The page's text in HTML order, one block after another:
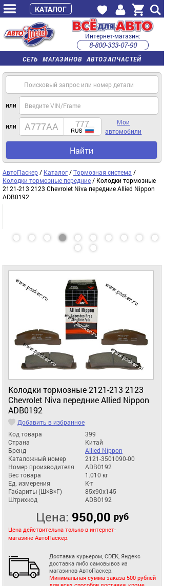
СЕТЬ МАГАЗИНОВ АВТОЗАПЧАСТЕЙ
Интернет-магазин:
8-800-333-07-90
часы работы с 9:00 до 22:00 (пн-пт)
или
или
Мои
автомобили
Найти
АвтоПаскер / Каталог /Тормозная система /
Колодки тормозные передние / Колодки тормозные
2121-213 2123 Chevrolet Niva передние Allied Nipрon
ADB0192
Колодки тормозные 2121-213 2123
Chevrolet Niva передние Allied Nipрon
ADB0192
Добавить в избранное
Код товара
399
Страна
Китай
Бренд
Allied Nippon
Каталожный номер
2121-3501090-00
Номер производителя
ADB0192
Вес товара
1.010 кг
Ед. измерения
К-т
Габариты (Ш×В×Г)
85x90x145
Штрихкод
ADB0192
Цена: 950,00 руб
Цена действительна только в интернет-
магазине АвтоПаскер.
Доставка курьером, CDEK, Яндекс
доставка либо самовывоз из
магазинов АвтоПаскер.
Минимальная сумма заказа 500 рублей
КАТАЛОГ